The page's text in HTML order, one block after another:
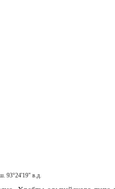
93°24'19" в.д.